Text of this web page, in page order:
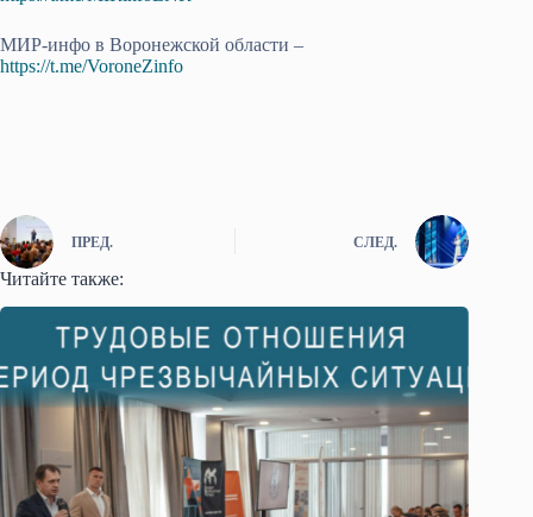
МИР-инфо в Воронежской области –
https://t.me/VoroneZinfo
ПРЕД. СЛЕД.
Читайте также: